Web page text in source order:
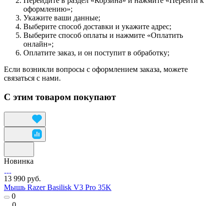
оформлению»;
Укажите ваши данные;
Выберите способ доставки и укажите адрес;
Выберите способ оплаты и нажмите «Оплатить
онлайн»;
Оплатите заказ, и он поступит в обработку;
Если возникли вопросы с оформлением заказа, можете
связаться с нами.
С этим товаром покупают
Новинка
13 990 руб.
Мышь Razer Basilisk V3 Pro 35K
0